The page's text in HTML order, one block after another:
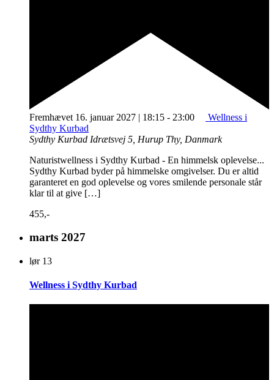
Fremhævet 16. januar 2027 | 18:15 - 23:00
Wellness i
Sydthy Kurbad
Sydthy Kurbad Idrætsvej 5, Hurup Thy, Danmark
Naturistwellness i Sydthy Kurbad - En himmelsk oplevelse...
Sydthy Kurbad byder på himmelske omgivelser. Du er altid
garanteret en god oplevelse og vores smilende personale står
klar til at give […]
455,-
marts 2027
lør 13
Wellness i Sydthy Kurbad